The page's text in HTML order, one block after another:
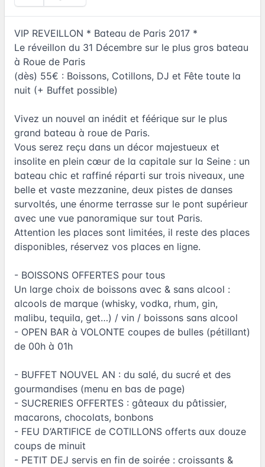
VIP REVEILLON * Bateau de Paris 2017 *
Le réveillon du 31 Décembre sur le plus gros bateau
à Roue de Paris
(dès) 55€ : Boissons, Cotillons, DJ et Fête toute la
nuit (+ Buffet possible)
Vivez un nouvel an inédit et féérique sur le plus
grand bateau à roue de Paris.
Vous serez reçu dans un décor majestueux et
insolite en plein cœur de la capitale sur la Seine : un
bateau chic et raffiné réparti sur trois niveaux, une
belle et vaste mezzanine, deux pistes de danses
survoltés, une énorme terrasse sur le pont supérieur
avec une vue panoramique sur tout Paris.
Attention les places sont limitées, il reste des places
disponibles, réservez vos places en ligne.
- BOISSONS OFFERTES pour tous
Un large choix de boissons avec & sans alcool :
alcools de marque (whisky, vodka, rhum, gin,
malibu, tequila, get…) / vin / boissons sans alcool
- OPEN BAR à VOLONTE coupes de bulles (pétillant)
de 00h à 01h
- BUFFET NOUVEL AN : du salé, du sucré et des
gourmandises (menu en bas de page)
- SUCRERIES OFFERTES : gâteaux du pâtissier,
macarons, chocolats, bonbons
- FEU D’ARTIFICE de COTILLONS offerts aux douze
coups de minuit
- PETIT DEJ servis en fin de soirée : croissants &